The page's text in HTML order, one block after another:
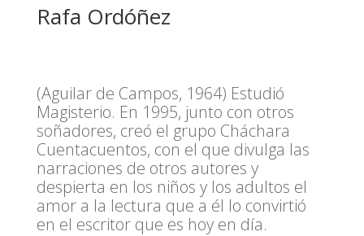
Rafa Ordóñez
(Aguilar de Campos, 1964) Estudió
Magisterio. En 1995, junto con otros
soñadores, creó el grupo Cháchara
Cuentacuentos, con el que divulga las
narraciones de otros autores y
despierta en los niños y los adultos el
amor a la lectura que a él lo convirtió
en el escritor que es hoy en día.